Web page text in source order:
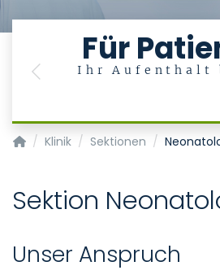
Für
Ihr Aufenthalt
Previous
Klinik für Kinder- und
Klinik Sektionen
Sektion
Unser Anspruch